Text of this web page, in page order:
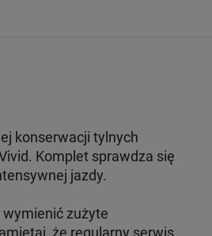
konserwacji tylnych
Komplet sprawdza się
jazdy.
zużyte
że regularny serwis